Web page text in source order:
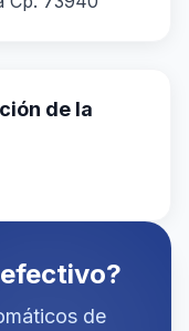
de la
de